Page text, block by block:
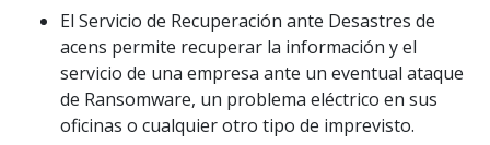
El Servicio de Recuperación ante Desastres de
acens permite recuperar la información y el
servicio de una empresa ante un eventual ataque
de Ransomware, un problema eléctrico en sus
oficinas o cualquier otro tipo de imprevisto.